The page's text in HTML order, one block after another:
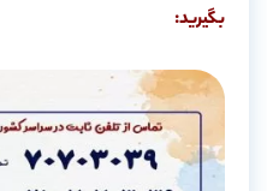
بگیرید: